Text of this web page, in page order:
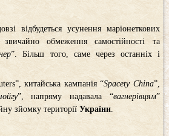
відбудеться усунення маріонеткових
обмеження самостійності та
”. Більш того, саме через останніх і
китайська кампанія “Spacety China”,
”, напряму надавала “вагнерівцям”
зйомку територіїУкраїни